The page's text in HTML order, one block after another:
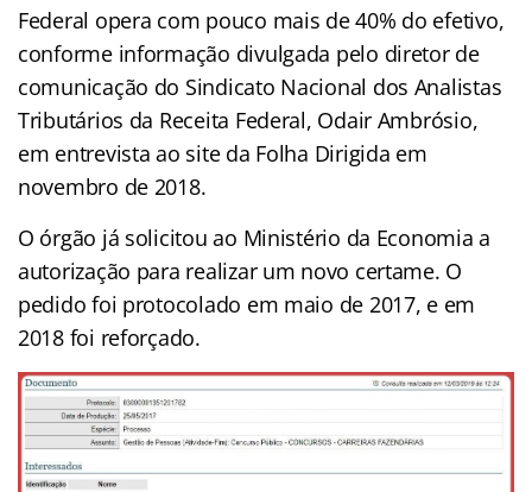
Federal opera com pouco mais de 40% do efetivo,
conforme informação divulgada pelo diretor de
comunicação do Sindicato Nacional dos Analistas
Tributários da Receita Federal, Odair Ambrósio,
em entrevista ao site da Folha Dirigida em
novembro de 2018.
O órgão já solicitou ao Ministério da Economia a
autorização para realizar um novo certame. O
pedido foi protocolado em maio de 2017, e em
2018 foi reforçado.